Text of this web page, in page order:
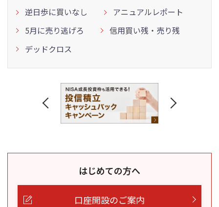
逆日歩に買いなし
アニュアルレポート
5月に売り逃げろ
信用買い残・売り残
デッドクロス
はじめての方へ
口座開設のご案内